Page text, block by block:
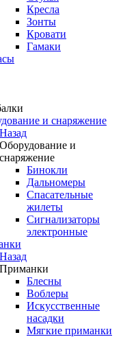
Кресла
Зонты
Кровати
Гамаки
и снаряжение
Назад
Оборудование и
снаряжение
Бинокли
Дальномеры
Спасательные
жилеты
Сигнализаторы
электронные
Назад
Приманки
Блесны
Воблеры
Искусственные
насадки
Мягкие приманки